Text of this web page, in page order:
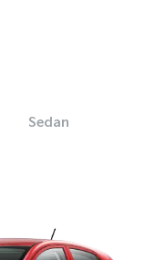
Sedan